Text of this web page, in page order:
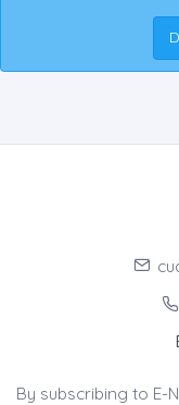
By subscribing to E-